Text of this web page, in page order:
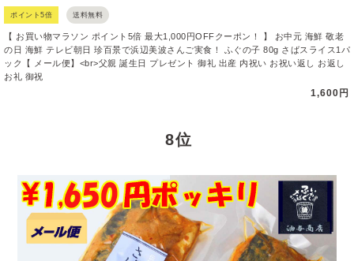
ポイント5倍 送料無料
【 お買い物マラソン ポイント5倍 最大1,000円OFFクーポン！ 】 お中元 海鮮 敬老
の日 海鮮 テレビ朝日 珍百景で浜辺美波さんご実食！ ふぐの子 80g さばスライス1パ
ック【 メール便】<br>父親 誕生日 プレゼント 御礼 出産 内祝い お祝い返し お返し
お礼 御祝
1,600円
8 位